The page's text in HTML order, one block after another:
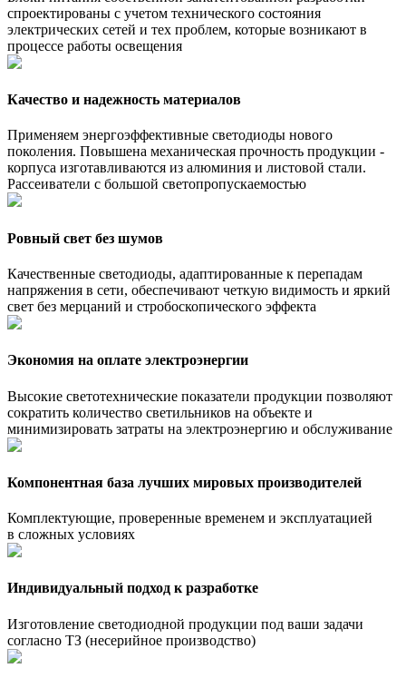
спроектированы с учетом технического состояния
электрических сетей и тех проблем, которые возникают в
процессе работы освещения
Качество и надежность материалов
Применяем энергоэффективные светодиоды нового
поколения. Повышена механическая прочность продукции -
корпуса изготавливаются из алюминия и листовой стали.
Рассеиватели с большой светопропускаемостью
Ровный свет без шумов
Качественные светодиоды, адаптированные к перепадам
напряжения в сети, обеспечивают четкую видимость и яркий
свет без мерцаний и стробоскопического эффекта
Экономия на оплате электроэнергии
Высокие светотехнические показатели продукции позволяют
сократить количество светильников на объекте и
минимизировать затраты на электроэнергию и обслуживание
Компонентная база лучших мировых производителей
Комплектующие, проверенные временем и эксплуатацией
в сложных условиях
Индивидуальный подход к разработке
Изготовление светодиодной продукции под ваши задачи
согласно ТЗ (несерийное производство)